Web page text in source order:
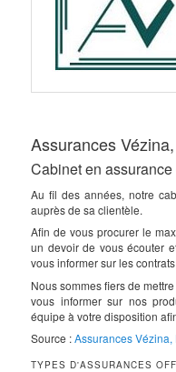
Assurances
Cabinet en
Au fil des années, notre
auprès de sa clientèle.
Afin de vous procurer le
un devoir de vous écouter
vous informer sur les
Nous sommes fiers de
vous informer sur nos
équipe à votre disposition
Source :Assurances
TYPES D'ASSURANCES